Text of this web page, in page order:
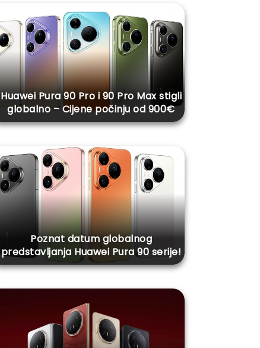
Huawei Pura 90 Pro i 90 Pro Max stigli
globalno – Cijene počinju od 900€
Poznat datum globalnog
predstavljanja Huawei Pura 90 serije!